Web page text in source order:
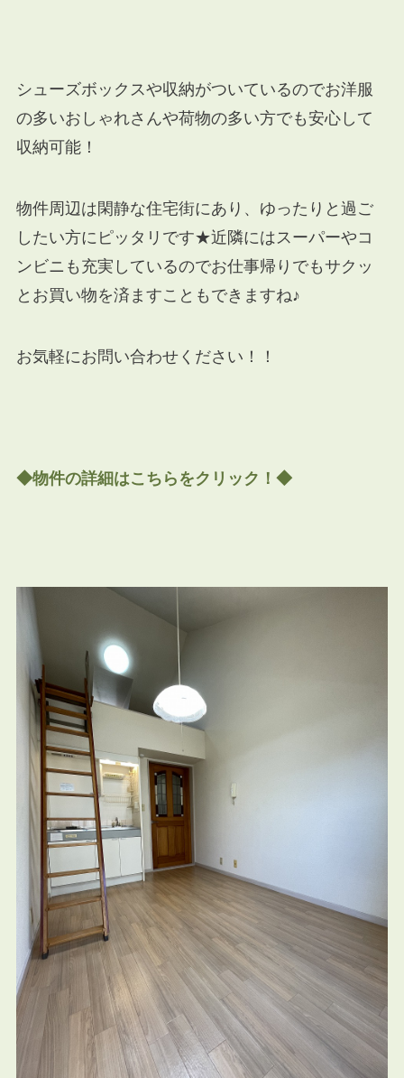
シューズボックスや収納がついているのでお洋服
の多いおしゃれさんや荷物の多い方でも安心して
収納可能！
物件周辺は閑静な住宅街にあり、ゆったりと過ご
したい方にピッタリです★近隣にはスーパーやコ
ンビニも充実しているのでお仕事帰りでもサクッ
とお買い物を済ますこともできますね♪
お気軽にお問い合わせください！！
◆物件の詳細はこちらをクリック！◆